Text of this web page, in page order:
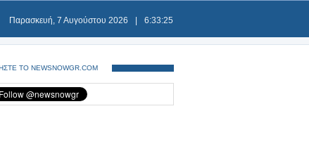
Παρασκευή, 7 Αυγούστου 2026 6:33:25
ΤΟ NEWSNOWGR.COM